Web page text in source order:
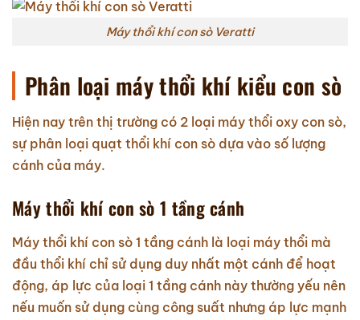
Máy thổi khí con sò Veratti
Phân loại máy thổi khí kiểu con sò
Hiện nay trên thị trường có 2 loại máy thổi oxy con sò,
sự phân loại quạt thổi khí con sò dựa vào số lượng
cánh của máy.
Máy thổi khí con sò 1 tầng cánh
Máy thổi khí con sò 1 tầng cánh là loại máy thổi mà
đầu thổi khí chỉ sử dụng duy nhất một cánh để hoạt
động, áp lực của loại 1 tầng cánh này thường yếu nên
nếu muốn sử dụng cùng công suất nhưng áp lực mạnh